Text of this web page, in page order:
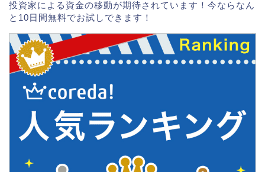
投資家による資金の移動が期待されています！今ならなん
と10日間無料でお試しできます！